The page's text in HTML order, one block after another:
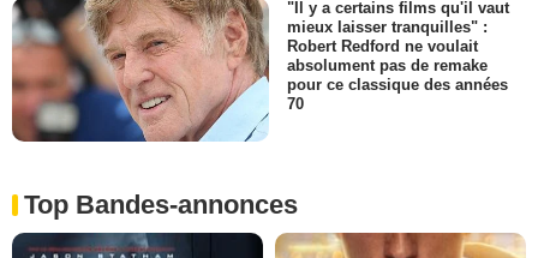
"Il y a certains films qu'il vaut
mieux laisser tranquilles" :
Robert Redford ne voulait
absolument pas de remake
pour ce classique des années
70
Top Bandes-annonces